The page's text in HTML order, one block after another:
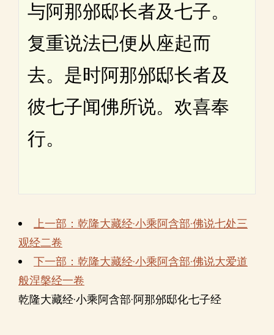
与阿那邠邸长者及七子。
复重说法已便从座起而
去。是时阿那邠邸长者及
彼七子闻佛所说。欢喜奉
行。
上一部：乾隆大藏经·小乘阿含部·佛说七处三
观经二卷
下一部：乾隆大藏经·小乘阿含部·佛说大爱道
般涅槃经一卷
乾隆大藏经·小乘阿含部·阿那邠邸化七子经